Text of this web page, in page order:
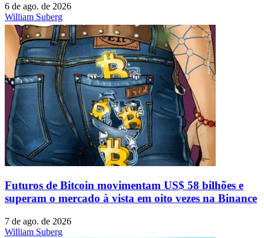
6 de ago. de 2026
William Suberg
Futuros de Bitcoin movimentam US$ 58 bilhões e
superam o mercado à vista em oito vezes na Binance
7 de ago. de 2026
William Suberg